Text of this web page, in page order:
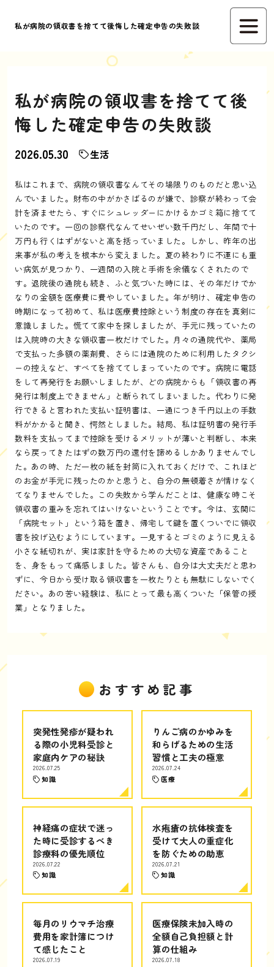
私が病院の領収書を捨てて後悔した確定申告の失敗談
私が病院の領収書を捨てて後
悔した確定申告の失敗談
2026.05.30 生活
私はこれまで、病院の領収書なんてその場限りのものだと思い込
んでいました。財布の中がかさばるのが嫌で、診察が終わって会
計を済ませたら、すぐにシュレッダーにかけるかゴミ箱に捨てて
いたのです。一回の診察代なんてせいぜい数千円だし、年間で十
万円も行くはずがないと高を括っていました。しかし、昨年の出
来事が私の考えを根本から変えました。夏の終わりに不運にも重
い病気が見つかり、一週間の入院と手術を余儀なくされたので
す。退院後の通院も続き、ふと気づいた時には、その年だけでか
なりの金額を医療費に費やしていました。年が明け、確定申告の
時期になって初めて、私は医療費控除という制度の存在を真剣に
意識しました。慌てて家中を探しましたが、手元に残っていたの
は入院時の大きな領収書一枚だけでした。月々の通院代や、薬局
で支払った多額の薬剤費、さらには通院のために利用したタクシ
ーの控えなど、すべてを捨ててしまっていたのです。病院に電話
をして再発行をお願いしましたが、どの病院からも「領収書の再
発行は制度上できません」と断られてしまいました。代わりに発
行できると言われた支払い証明書は、一通につき千円以上の手数
料がかかると聞き、愕然としました。結局、私は証明書の発行手
数料を支払ってまで控除を受けるメリットが薄いと判断し、本来
なら戻ってきたはずの数万円の還付を諦めるしかありませんでし
た。あの時、ただ一枚の紙を封筒に入れておくだけで、これほど
のお金が手元に残ったのかと思うと、自分の無頓着さが情けなく
てなりませんでした。この失敗から学んだことは、健康な時こそ
領収書の重みを忘れてはいけないということです。今は、玄関に
「病院セット」という箱を置き、帰宅して鍵を置くついでに領収
書を投げ込むようにしています。一見するとゴミのように見える
小さな紙切れが、実は家計を守るための大切な資産であること
を、身をもって痛感しました。皆さんも、自分は大丈夫だと思わ
ずに、今日から受け取る領収書を一枚たりとも無駄にしないでく
ださい。あの苦い経験は、私にとって最も高くついた「保管の授
業」となりました。
おすすめ記事
突発性発疹が疑われ
る際の小児科受診と
家庭内ケアの秘訣
2026.07.25
知識
りんご病のかゆみを
和らげるための生活
習慣と工夫の極意
2026.07.24
医療
神経痛の症状で迷っ
た時に受診するべき
診療科の優先順位
2026.07.22
知識
水疱瘡の抗体検査を
受けて大人の重症化
を防ぐための助恵
2026.07.21
知識
毎月のリウマチ治療
費用を家計簿につけ
て感じたこと
2026.07.19
医療保険未加入時の
全額自己負担額と計
算の仕組み
2026.07.18